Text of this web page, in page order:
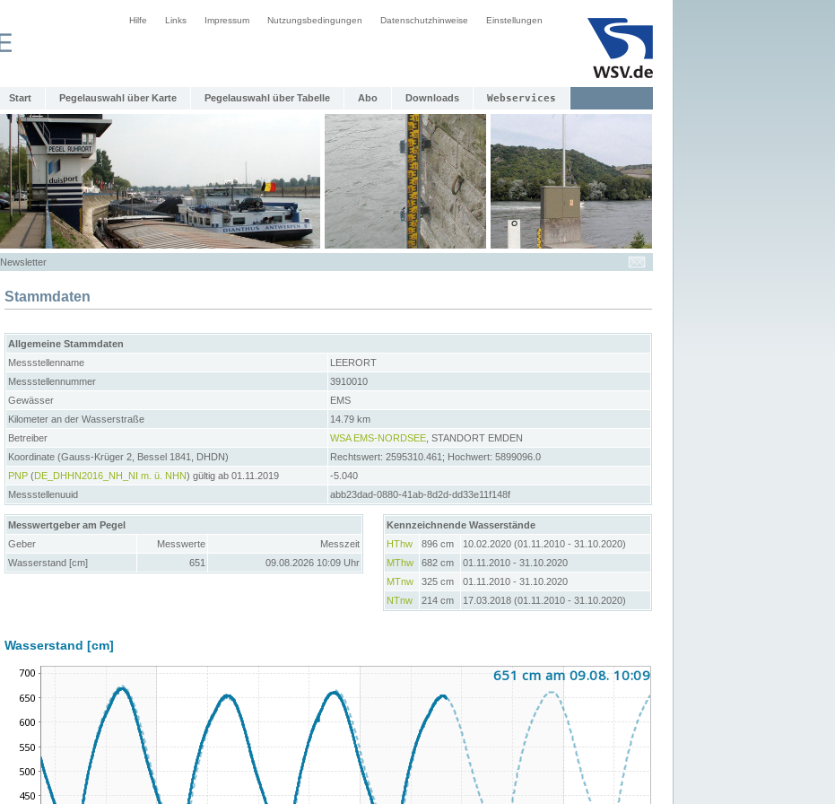
Hilfe Links Impressum Nutzungsbedingungen Datenschutzhinweise Einstellungen
Start Pegelauswahl über Karte Pegelauswahl über Tabelle Abo Downloads Webservices
Newsletter
Stammdaten
Allgemeine Stammdaten
Messstellenname
LEERORT
Messstellennummer
3910010
Gewässer
EMS
Kilometer an der Wasserstraße
14.79 km
Betreiber
WSA EMS-NORDSEE , STANDORT EMDEN
Koordinate (Gauss-Krüger 2, Bessel 1841, DHDN)
Rechtswert: 2595310.461; Hochwert: 5899096.0
PNP (DE_DHHN2016_NH_NI m. ü. NHN) gültig ab 01.11.2019
-5.040
Messstellenuuid
abb23dad-0880-41ab-8d2d-dd33e11f148f
Messwertgeber am Pegel
Geber
Messwerte
Messzeit
Wasserstand [cm]
651 09.08.2026 10:09 Uhr
Kennzeichnende Wasserstände
HThw
896 cm
10.02.2020 (01.11.2010 - 31.10.2020)
MThw
682 cm
01.11.2010 - 31.10.2020
MTnw
325 cm
01.11.2010 - 31.10.2020
NTnw
214 cm 17.03.2018 (01.11.2010 - 31.10.2020)
Wasserstand [cm]